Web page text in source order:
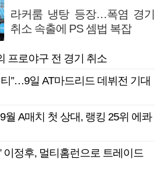
라커룸 냉탕 등장…폭염 경기
취소 속출에 PS 셈법 복잡
프로야구 전 경기 취소
”…9일 AT마드리드 데뷔전 기대
월 A매치 첫 상대, 랭킹 25위 에콰
이정후, 멀티홈런으로 트레이드